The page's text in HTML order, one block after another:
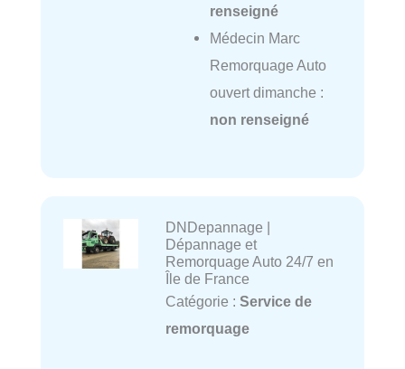
renseigné
Médecin Marc
Remorquage Auto
ouvert dimanche :
non renseigné
DNDepannage |
Dépannage et
Remorquage Auto 24/7 en
Île de France
Catégorie : Service de
remorquage